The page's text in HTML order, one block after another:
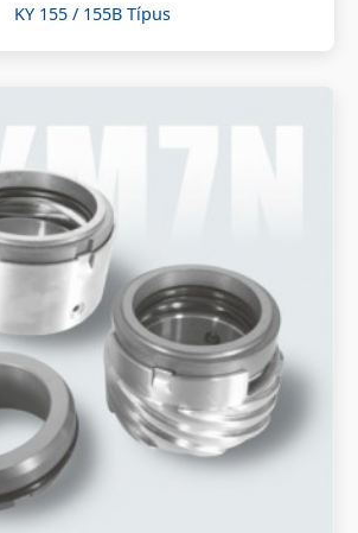
KY 155 / 155B Típus